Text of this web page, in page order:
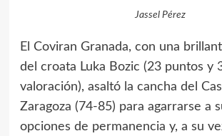
Jassel Pérez
El Coviran Granada, con una
del croata Luka Bozic (23 puntos y
valoración), asaltó la cancha del
Zaragoza (74-85) para agarrarse a
opciones de permanencia y, a su